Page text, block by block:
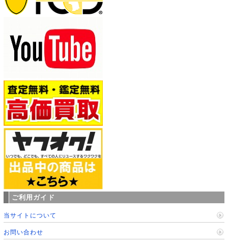
ご利用ガイド
当サイトについて
お問い合わせ